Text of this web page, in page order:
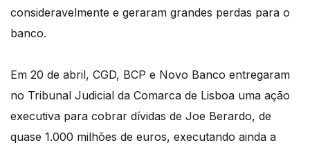
consideravelmente e geraram grandes perdas para o
banco.
Em 20 de abril, CGD, BCP e Novo Banco entregaram
no Tribunal Judicial da Comarca de Lisboa uma ação
executiva para cobrar dívidas de Joe Berardo, de
quase 1.000 milhões de euros, executando ainda a